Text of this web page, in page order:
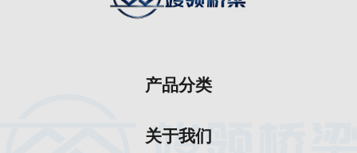
产品分类
关于我们